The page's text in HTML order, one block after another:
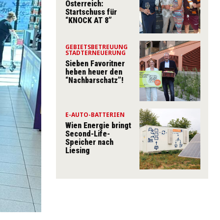
Österreich:
Startschuss für
“KNOCK AT 8”
GEBIETSBETREUUNG
STADTERNEUERUNG
Sieben Favoritner
heben heuer den
“Nachbarschatz”!
E-AUTO-BATTERIEN
Wien Energie bringt
Second-Life-
Speicher nach
Liesing